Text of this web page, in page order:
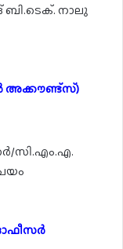
ബി.ടെക്. നാലു
അക്കൗണ്ട്സ്)
സി.എം.എ.